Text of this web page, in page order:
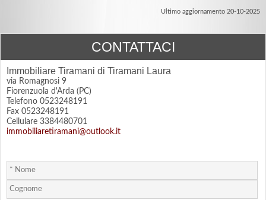
Ultimo aggiornamento 20-10-2025
CONTATTACI
Immobiliare Tiramani di Tiramani Laura
via Romagnosi 9
Fiorenzuola d'Arda (PC)
Telefono 0523248191
Fax 0523248191
Cellulare 3384480701
immobiliaretiramani@outlook.it